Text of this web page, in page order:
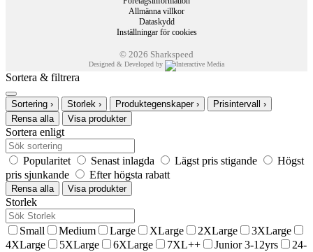
Gratis leverans*
Handla idag betala senare!
Allmänna villkor
Dataskydd
Inställningar för cookies
© 2026 Sharkspeed
Designed & Developed by
Sortera & filtrera
Sortering › Storlek › Produktegenskaper › Prisintervall ›
Rensa alla
Visa produkter
Sortera enligt
Popularitet Senast inlagda Lägst pris stigande
Högst
pris sjunkande
Efter högsta rabatt
Rensa alla Visa produkter
Storlek
Small Medium Large XLarge 2XLarge
3XLarge
4XLarge
5XLarge 6XLarge 7XL++ Junior 3-12yrs
24-